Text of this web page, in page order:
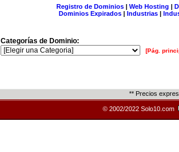
Registro de Dominios| Web Hosting |
Dominios Expirados | Industrias |
Categorías de Dominio:
[Pág.
** Precios
© 2002/2022 Solo10.com